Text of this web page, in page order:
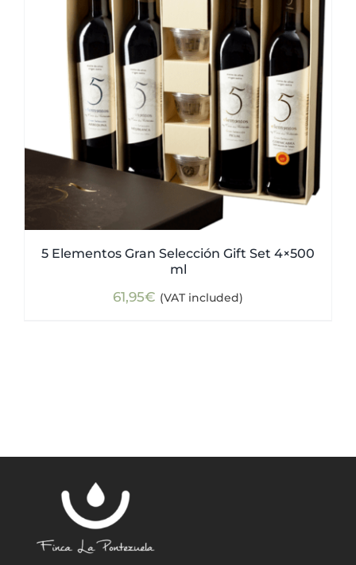
5 Elementos Gran Selección Gift Set 4×500
ml
61,95€ (VAT included)